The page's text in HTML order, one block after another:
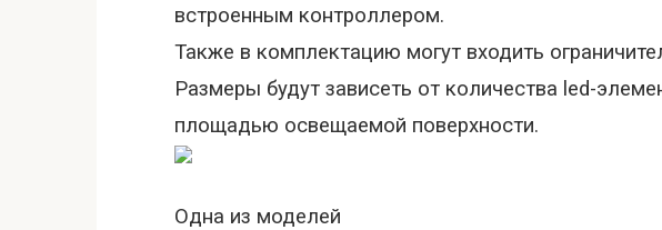
встроенным контроллером.
Также в комплектацию могут входить
Размеры будут зависеть от количества led-
площадью освещаемой поверхности.
Одна из моделей